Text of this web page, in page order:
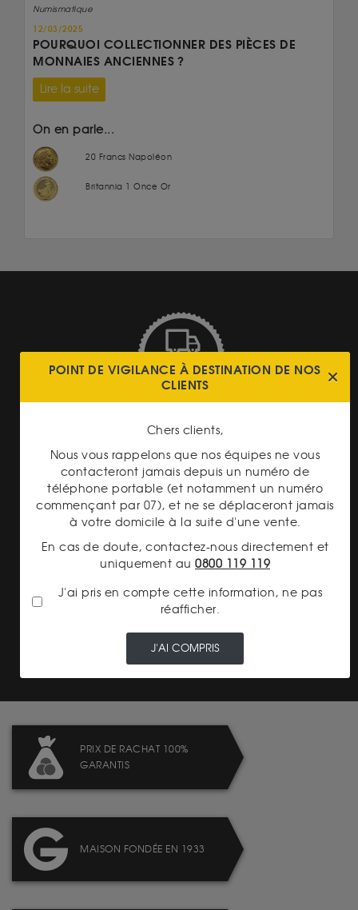
Numismatique
12/03/2025
POURQUOI COLLECTIONNER DES PIÈCES DE
MONNAIES ANCIENNES ?
Lire la suite
On en parle...
20 Francs Napoléon
Britannia 1 Once Or
LIVRAISON ASSURÉE
PAIEMENT SECURISÉ
TRANSPARENCE DES
PRIX
PRIX DE RACHAT 100%
GARANTIS
MAISON FONDÉE EN 1933
POINT DE VIGILANCE À DESTINATION DE NOS
CLIENTS
Chers clients,
Nous vous rappelons que nos équipes ne vous
contacteront jamais depuis un numéro de
téléphone portable (et notamment un numéro
commençant par 07), et ne se déplaceront jamais
à votre domicile à la suite d'une vente.
En cas de doute, contactez-nous directement et
uniquement au 0800 119 119
J'ai pris en compte cette information, ne pas
réafficher.
J'AI COMPRIS